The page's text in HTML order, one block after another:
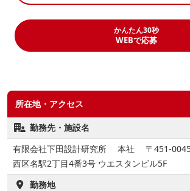
かんたん30秒
WEBで応募
所在地・アクセス
勤務先・施設名
有限会社下田設計研究所 本社 〒451-0045
西区名駅2丁目4番3号 ウエスタンビル5F
勤務地